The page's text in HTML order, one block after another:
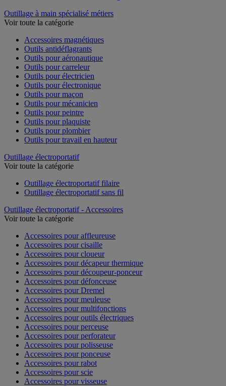
Outillage à main spécialisé métiers
Voir toute la catégorie
Accessoires magnétiques
Outils antidéflagrants
Outils pour aéronautique
Outils pour carreleur
Outils pour électricien
Outils pour électronique
Outils pour maçon
Outils pour mécanicien
Outils pour peintre
Outils pour plaquiste
Outils pour plombier
Outils pour travail en hauteur
Outillage électroportatif
Voir toute la catégorie
Outillage électroportatif filaire
Outillage électroportatif sans fil
Outillage électroportatif - Accessoires
Voir toute la catégorie
Accessoires pour affleureuse
Accessoires pour cisaille
Accessoires pour cloueur
Accessoires pour décapeur thermique
Accessoires pour découpeur-ponceur
Accessoires pour défonceuse
Accessoires pour Dremel
Accessoires pour meuleuse
Accessoires pour multifonctions
Accessoires pour outils électriques
Accessoires pour perceuse
Accessoires pour perforateur
Accessoires pour polisseuse
Accessoires pour ponceuse
Accessoires pour rabot
Accessoires pour scie
Accessoires pour visseuse